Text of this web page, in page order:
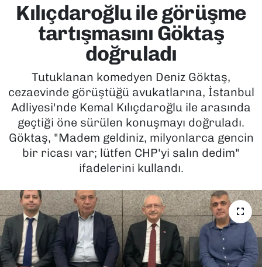
Kılıçdaroğlu ile görüşme
tartışmasını Göktaş
doğruladı
Tutuklanan komedyen Deniz Göktaş,
cezaevinde görüştüğü avukatlarına, İstanbul
Adliyesi'nde Kemal Kılıçdaroğlu ile arasında
geçtiği öne sürülen konuşmayı doğruladı.
Göktaş, "Madem geldiniz, milyonlarca gencin
bir ricası var; lütfen CHP'yi salın dedim"
ifadelerini kullandı.
EKONOMİ
KÜLTÜR SANAT
MAGAZİN
POLİTİKA
SAĞLIK
TEKNOLOJİ
YAŞAM
YEREL YÖNETİMLER
Tüm Manşetler
Son Dakika Haberleri
Haber Arşivi